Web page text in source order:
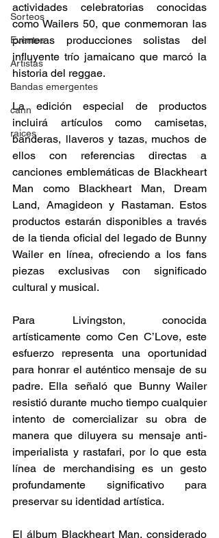
Sorteos
Eventos
Artistas
Bandas emergentes
cann
raices
actividades celebratorias conocidas
como Wailers 50, que conmemoran las
primeras producciones solistas del
influyente trío jamaicano que marcó la
historia del reggae.
La edición especial de productos
incluirá artículos como camisetas,
banderas, llaveros y tazas, muchos de
ellos con referencias directas a
canciones emblemáticas de Blackheart
Man como Blackheart Man, Dream
Land, Amagideon y Rastaman. Estos
productos estarán disponibles a través
de la tienda oficial del legado de Bunny
Wailer en línea, ofreciendo a los fans
piezas exclusivas con significado
cultural y musical.
Para Livingston, conocida
artísticamente como Cen C’Love, este
esfuerzo representa una oportunidad
para honrar el auténtico mensaje de su
padre. Ella señaló que Bunny Wailer
resistió durante mucho tiempo cualquier
intento de comercializar su obra de
manera que diluyera su mensaje anti-
imperialista y rastafari, por lo que esta
línea de merchandising es un gesto
profundamente significativo para
preservar su identidad artística.
El álbum Blackheart Man, considerado